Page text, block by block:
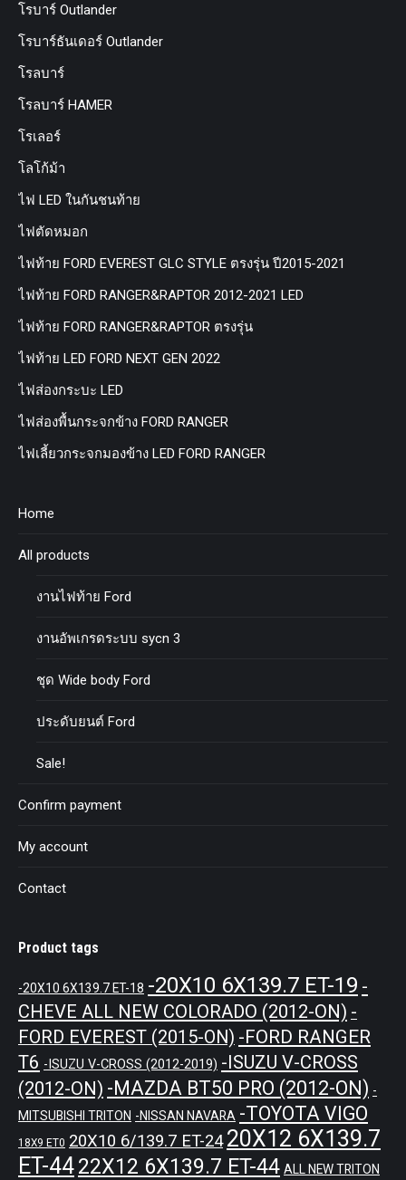
โรบาร์ Outlander
โรบาร์ธันเดอร์ Outlander
โรลบาร์
โรลบาร์ HAMER
โรเลอร์
โลโก้ม้า
ไฟ LED ในกันชนท้าย
ไฟตัดหมอก
ไฟท้าย FORD EVEREST GLC STYLE ตรงรุ่น ปี2015-2021
ไฟท้าย FORD RANGER&RAPTOR 2012-2021 LED
ไฟท้าย FORD RANGER&RAPTOR ตรงรุ่น
ไฟท้าย LED FORD NEXT GEN 2022
ไฟส่องกระบะ LED
ไฟส่องพื้นกระจกข้าง FORD RANGER
ไฟเลี้ยวกระจกมองข้าง LED FORD RANGER
Home
All products
งานไฟท้าย Ford
งานอัพเกรดระบบ sycn 3
ชุด Wide body Ford
ประดับยนต์ Ford
Sale!
Confirm payment
My account
Contact
Product tags
-20X10 6X139.7 ET-18 -20X10 6X139.7 ET-19 -
CHEVE ALL NEW COLORADO (2012-ON) -
FORD EVEREST (2015-ON) -FORD RANGER
T6 -ISUZU V-CROSS (2012-2019) -ISUZU V-CROSS
(2012-ON) -MAZDA BT50 PRO (2012-ON) -
MITSUBISHI TRITON -NISSAN NAVARA -TOYOTA VIGO
18X9 ET0 20X10 6/139.7 ET-24 20X12 6X139.7
ET-4422X12 6X139.7 ET-44 ALL NEW TRITON